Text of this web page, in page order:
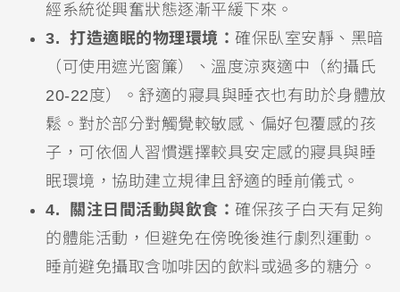
經系統從興奮狀態逐漸平緩下來。
3. 打造適眠的物理環境： 確保臥室安靜、黑暗
（可使用遮光窗簾）、溫度涼爽適中（約攝氏
20-22度）。舒適的寢具與睡衣也有助於身體放
鬆。對於部分對觸覺較敏感、偏好包覆感的孩
子，可依個人習慣選擇較具安定感的寢具與睡
眠環境，協助建立規律且舒適的睡前儀式。
4. 關注日間活動與飲食： 確保孩子白天有足夠
的體能活動，但避免在傍晚後進行劇烈運動。
睡前避免攝取含咖啡因的飲料或過多的糖分。